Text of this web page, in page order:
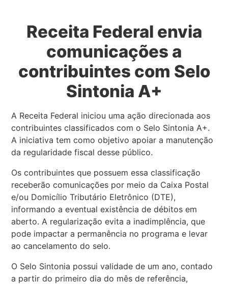
Receita Federal envia
comunicações a
contribuintes com Selo
Sintonia A+
A Receita Federal iniciou uma ação direcionada aos
contribuintes classificados com o Selo Sintonia A+.
A iniciativa tem como objetivo apoiar a manutenção
da regularidade fiscal desse público.
Os contribuintes que possuem essa classificação
receberão comunicações por meio da Caixa Postal
e/ou Domicílio Tributário Eletrônico (DTE),
informando a eventual existência de débitos em
aberto. A regularização evita a inadimplência, que
pode impactar a permanência no programa e levar
ao cancelamento do selo.
O Selo Sintonia possui validade de um ano, contado
a partir do primeiro dia do mês de referência,